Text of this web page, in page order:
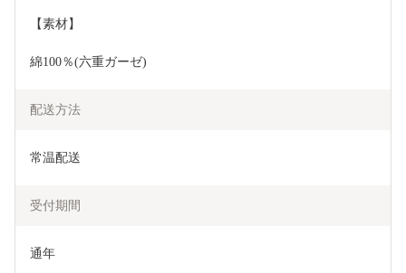
【素材】
綿100％(六重ガーゼ)
配送方法
常温配送
受付期間
通年